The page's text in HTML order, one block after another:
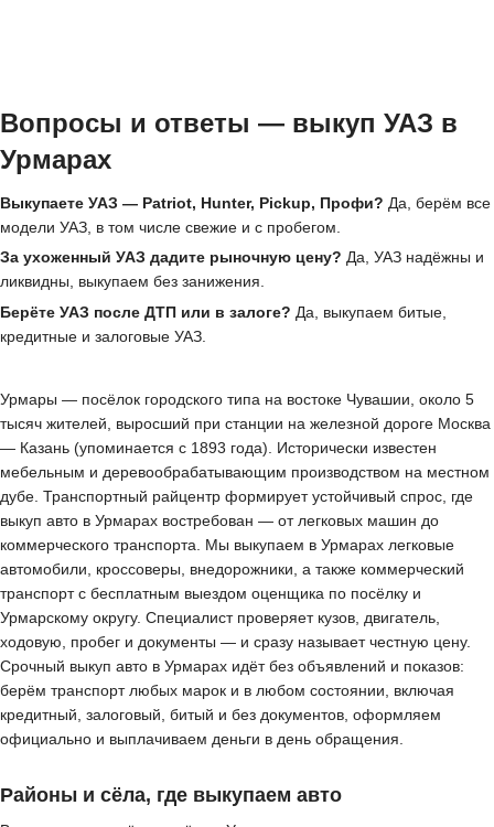
Вопросы и ответы — выкуп УАЗ в
Урмарах
Выкупаете УАЗ — Patriot, Hunter, Pickup, Профи? Да, берём все
модели УАЗ, в том числе свежие и с пробегом.
За ухоженный УАЗ дадите рыночную цену? Да, УАЗ надёжны и
ликвидны, выкупаем без занижения.
Берёте УАЗ после ДТП или в залоге? Да, выкупаем битые,
кредитные и залоговые УАЗ.
Урмары — посёлок городского типа на востоке Чувашии, около 5
тысяч жителей, выросший при станции на железной дороге Москва
— Казань (упоминается с 1893 года). Исторически известен
мебельным и деревообрабатывающим производством на местном
дубе. Транспортный райцентр формирует устойчивый спрос, где
выкуп авто в Урмарах востребован — от легковых машин до
коммерческого транспорта. Мы выкупаем в Урмарах легковые
автомобили, кроссоверы, внедорожники, а также коммерческий
транспорт с бесплатным выездом оценщика по посёлку и
Урмарскому округу. Специалист проверяет кузов, двигатель,
ходовую, пробег и документы — и сразу называет честную цену.
Срочный выкуп авто в Урмарах идёт без объявлений и показов:
берём транспорт любых марок и в любом состоянии, включая
кредитный, залоговый, битый и без документов, оформляем
официально и выплачиваем деньги в день обращения.
Районы и сёла, где выкупаем авто